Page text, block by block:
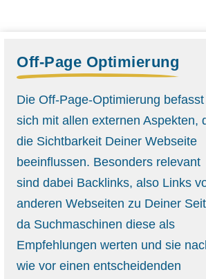
Off-Page Optimierung
Die Off-Page-Optimierung befasst
sich mit allen externen Aspekten,
die Sichtbarkeit Deiner Webseite
beeinflussen. Besonders relevant
sind dabei Backlinks, also Links
anderen Webseiten zu Deiner
da Suchmaschinen diese als
Empfehlungen werten und sie
wie vor einen entscheidenden